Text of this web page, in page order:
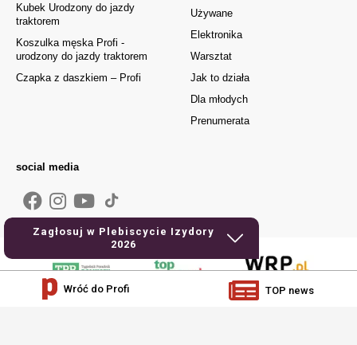
Zagłosuj w Plebiscycie Izydory
2026
Używane
Elektronika
Warsztat
Jak to działa
Dla młodych
Prenumerata
Kubek Urodzony do jazdy
traktorem
Koszulka męska Profi -
urodzony do jazdy traktorem
Czapka z daszkiem – Profi
social media
Wróć do Profi TOP news